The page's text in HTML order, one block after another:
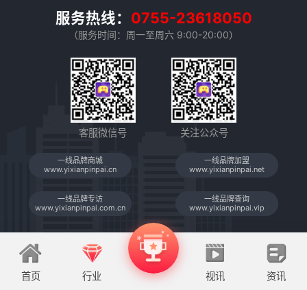
服务热线： 0755-23618050
（服务时间：周一至周六 9:00-20:00）
客服微信号 关注公众号
一线品牌商城
www.yixianpinpai.cn
一线品牌加盟
www.yixianpinpai.net
一线品牌专访
www.yixianpinpai.com.cn
一线品牌查询
www.yixianpinpai.vip
首页 行业 视讯 资讯